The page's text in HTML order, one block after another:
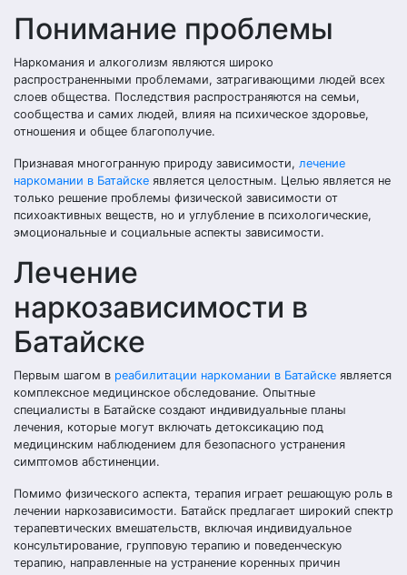
Понимание проблемы
Наркомания и алкоголизм являются широко
распространенными проблемами, затрагивающими людей всех
слоев общества. Последствия распространяются на семьи,
сообщества и самих людей, влияя на психическое здоровье,
отношения и общее благополучие.
Признавая многогранную природу зависимости, лечение
наркомании в Батайске является целостным. Целью является не
только решение проблемы физической зависимости от
психоактивных веществ, но и углубление в психологические,
эмоциональные и социальные аспекты зависимости.
Лечение
наркозависимости в
Батайске
Первым шагом в реабилитации наркомании в Батайске является
комплексное медицинское обследование. Опытные
специалисты в Батайске создают индивидуальные планы
лечения, которые могут включать детоксикацию под
медицинским наблюдением для безопасного устранения
симптомов абстиненции.
Помимо физического аспекта, терапия играет решающую роль в
лечении наркозависимости. Батайск предлагает широкий спектр
терапевтических вмешательств, включая индивидуальное
консультирование, групповую терапию и поведенческую
терапию, направленные на устранение коренных причин